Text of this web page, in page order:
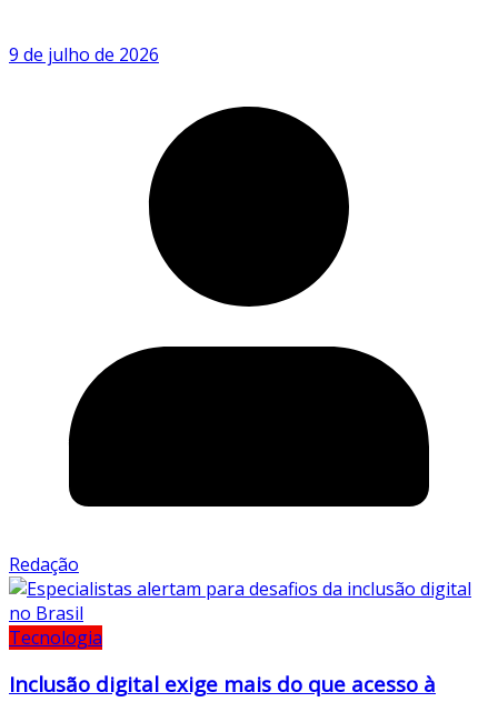
9 de julho de 2026
Redação
Tecnologia
Inclusão digital exige mais do que acesso à